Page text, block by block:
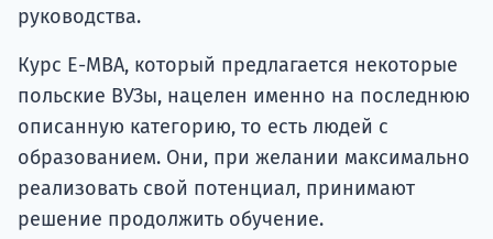
руководства.
Курс E-MBA, который предлагается некоторые
польские ВУЗы, нацелен именно на последнюю
описанную категорию, то есть людей с
образованием. Они, при желании максимально
реализовать свой потенциал, принимают
решение продолжить обучение.